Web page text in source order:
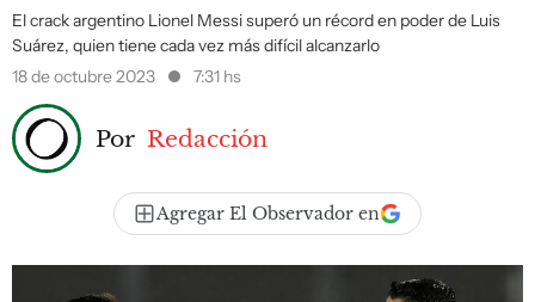
El crack argentino Lionel Messi superó un récord en poder de Luis
Suárez, quien tiene cada vez más difícil alcanzarlo
18 de octubre 2023
7:31 hs
Por Redacción
Agregar El Observador en